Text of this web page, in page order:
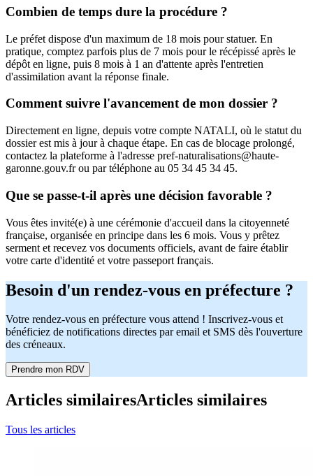
Combien de temps dure la procédure ?
Le préfet dispose d'un maximum de 18 mois pour statuer. En
pratique, comptez parfois plus de 7 mois pour le récépissé après le
dépôt en ligne, puis 8 mois à 1 an d'attente après l'entretien
d'assimilation avant la réponse finale.
Comment suivre l'avancement de mon dossier ?
Directement en ligne, depuis votre compte NATALI, où le statut du
dossier est mis à jour à chaque étape. En cas de blocage prolongé,
contactez la plateforme à l'adresse pref-naturalisations@haute-
garonne.gouv.fr ou par téléphone au 05 34 45 34 45.
Que se passe-t-il après une décision favorable ?
Vous êtes invité(e) à une cérémonie d'accueil dans la citoyenneté
française, organisée en principe dans les 6 mois. Vous y prêtez
serment et recevez vos documents officiels, avant de faire établir
votre carte d'identité et votre passeport français.
Besoin d'un rendez-vous en préfecture ?
Votre rendez-vous en préfecture vous attend ! Inscrivez-vous et
bénéficiez de notifications directes par email et SMS dès l'ouverture
des créneaux.
Prendre mon RDV
Articles similairesArticles similaires
Tous les articles